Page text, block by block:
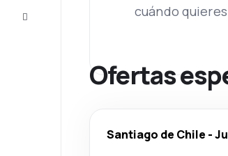
cuándo
Ofertas
Santiago de Chile -